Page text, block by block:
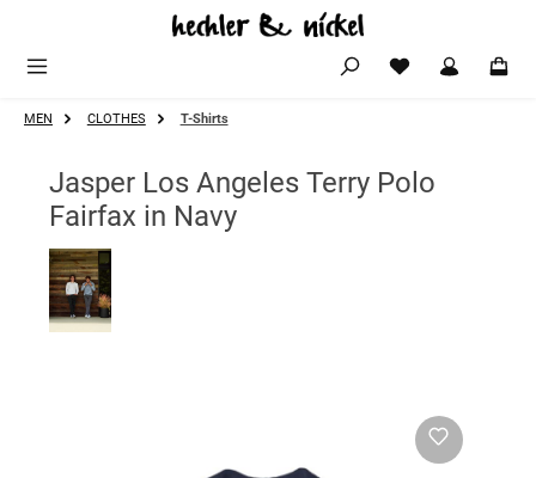
Zum Hauptinhalt springen
MEN CLOTHES T-Shirts
Jasper Los Angeles Terry Polo
Fairfax in Navy